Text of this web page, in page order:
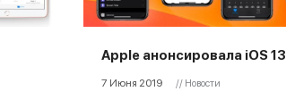
Apple анонсировала iOS 13
7 Июня 2019 // Новости